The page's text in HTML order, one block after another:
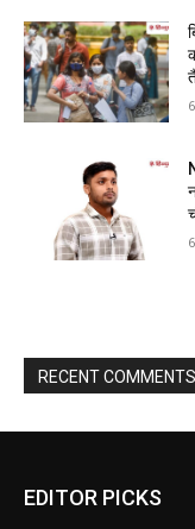
RECENT COMMENTS
EDITOR PICKS